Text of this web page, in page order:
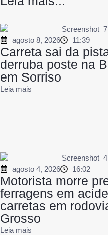
agosto 8, 2026 11:39
Carreta sai da
derruba poste na
em Sorriso
Leia mais
agosto 4, 2026 16:02
Motorista morre
ferragens em
carretas em
Grosso
Leia mais